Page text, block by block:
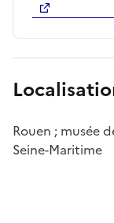
Rouen ; musée
Seine-Maritime